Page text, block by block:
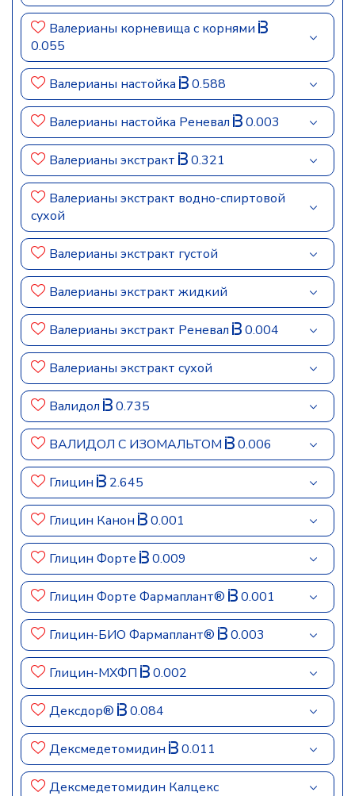
Валерианы корневища с корнями
0.055
Валерианы настойка 0.588
Валерианы настойка Реневал 0.003
Валерианы экстракт 0.321
Валерианы экстракт водно-спиртовой
сухой
Валерианы экстракт густой
Валерианы экстракт жидкий
Валерианы экстракт Реневал 0.004
Валерианы экстракт сухой
Валидол 0.735
ВАЛИДОЛ С ИЗОМАЛЬТОМ 0.006
Глицин 2.645
Глицин Канон 0.001
Глицин Форте 0.009
Глицин Форте Фармаплант® 0.001
Глицин-БИО Фармаплант® 0.003
Глицин-МХФП 0.002
Дексдор® 0.084
Дексмедетомидин 0.011
Дексмедетомидин Калцекс